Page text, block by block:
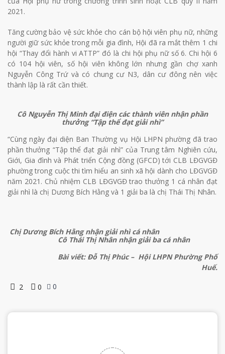
2021.
Tăng cường bảo vệ sức khỏe cho cán bộ hội viên phụ nữ, những
người giữ sức khỏe trong mỗi gia đình, Hội đã ra mắt thêm 1 chi
hội “Thay đổi hành vi ATTP” đó là chi hội phụ nữ số 6. Chi hội 6
có 104 hội viên, số hội viên không lớn nhưng gần chợ xanh
Nguyễn Công Trứ và có chung cư N3, dân cư đông nên việc
thành lập là rất cần thiết.
Cô Nguyễn Thị Minh đại điện các thành viên nhận phần
thưởng “Tập thể đạt giải nhì”
“Cùng ngày đại diện Ban Thường vụ Hội LHPN phường đã trao
phần thưởng “Tập thể đạt giải nhì” của Trung tâm Nghiên cứu,
Giới, Gia đình và Phát triển Cộng đồng (GFCD) tới CLB LĐGVGĐ
phường trong cuộc thi tìm hiểu an sinh xã hội dành cho LĐGVGĐ
năm 2021. Chủ nhiệm CLB LĐGVGĐ trao thưởng 1 cá nhân đạt
giải nhì là chị Dương Bích Hằng và 1 giải ba là chị Thái Thị Nhân.
Chị Dương Bích Hằng nhận giải nhì cá nhân
Cô Thái Thị Nhân nhận giải ba cá nhân
Bài viết: Đỗ Thị Phúc – Hội LHPN Phường Phố
Huế.
2 0 0